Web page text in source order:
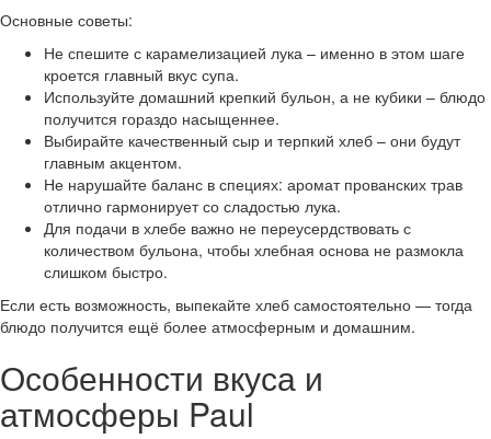
Основные советы:
Не спешите с карамелизацией лука – именно в этом шаге
кроется главный вкус супа.
Используйте домашний крепкий бульон, а не кубики – блюдо
получится гораздо насыщеннее.
Выбирайте качественный сыр и терпкий хлеб – они будут
главным акцентом.
Не нарушайте баланс в специях: аромат прованских трав
отлично гармонирует со сладостью лука.
Для подачи в хлебе важно не переусердствовать с
количеством бульона, чтобы хлебная основа не размокла
слишком быстро.
Если есть возможность, выпекайте хлеб самостоятельно — тогда
блюдо получится ещё более атмосферным и домашним.
Особенности вкуса и
атмосферы Paul